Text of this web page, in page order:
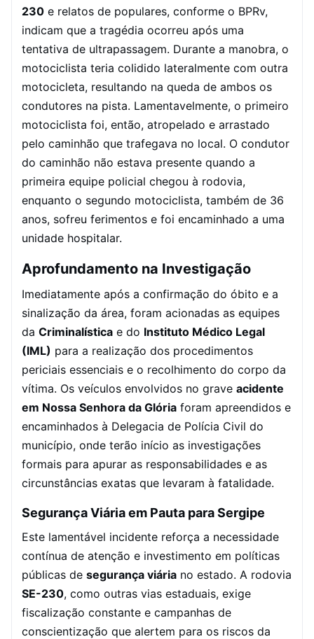
230 e relatos de populares, conforme o BPRv,
indicam que a tragédia ocorreu após uma
tentativa de ultrapassagem. Durante a manobra, o
motociclista teria colidido lateralmente com outra
motocicleta, resultando na queda de ambos os
condutores na pista. Lamentavelmente, o primeiro
motociclista foi, então, atropelado e arrastado
pelo caminhão que trafegava no local. O condutor
do caminhão não estava presente quando a
primeira equipe policial chegou à rodovia,
enquanto o segundo motociclista, também de 36
anos, sofreu ferimentos e foi encaminhado a uma
unidade hospitalar.
Aprofundamento na Investigação
Imediatamente após a confirmação do óbito e a
sinalização da área, foram acionadas as equipes
da Criminalística e do Instituto Médico Legal
(IML) para a realização dos procedimentos
periciais essenciais e o recolhimento do corpo da
vítima. Os veículos envolvidos no grave acidente
em Nossa Senhora da Glória foram apreendidos e
encaminhados à Delegacia de Polícia Civil do
município, onde terão início as investigações
formais para apurar as responsabilidades e as
circunstâncias exatas que levaram à fatalidade.
Segurança Viária em Pauta para Sergipe
Este lamentável incidente reforça a necessidade
contínua de atenção e investimento em políticas
públicas de segurança viária no estado. A rodovia
SE-230, como outras vias estaduais, exige
fiscalização constante e campanhas de
conscientização que alertem para os riscos da